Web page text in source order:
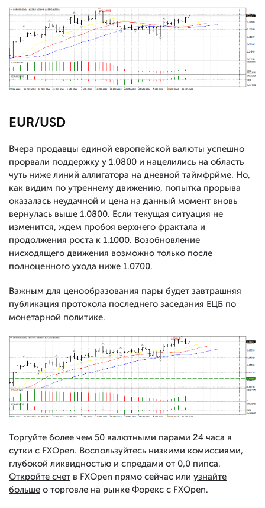
EUR/USD
Вчера продавцы единой европейской валюты успешно
прорвали поддержку у 1.0800 и нацелились на область
чуть ниже линий аллигатора на дневной таймфрйме. Но,
как видим по утреннему движению, попытка прорыва
оказалась неудачной и цена на данный момент вновь
вернулась выше 1.0800. Если текущая ситуация не
изменится, ждем пробоя верхнего фрактала и
продолжения роста к 1.1000. Возобновление
нисходящего движения возможно только после
полноценного ухода ниже 1.0700.
Важным для ценообразования пары будет завтрашняя
публикация протокола последнего заседания ЕЦБ по
монетарной политике.
Торгуйте более чем 50 валютными парами 24 часа в
сутки с FXOpen. Воспользуйтесь низкими комиссиями,
глубокой ликвидностью и спредами от 0,0 пипса.
Откройте счет в FXOpen прямо сейчас или узнайте
больше о торговле на рынке Форекс с FXOpen.